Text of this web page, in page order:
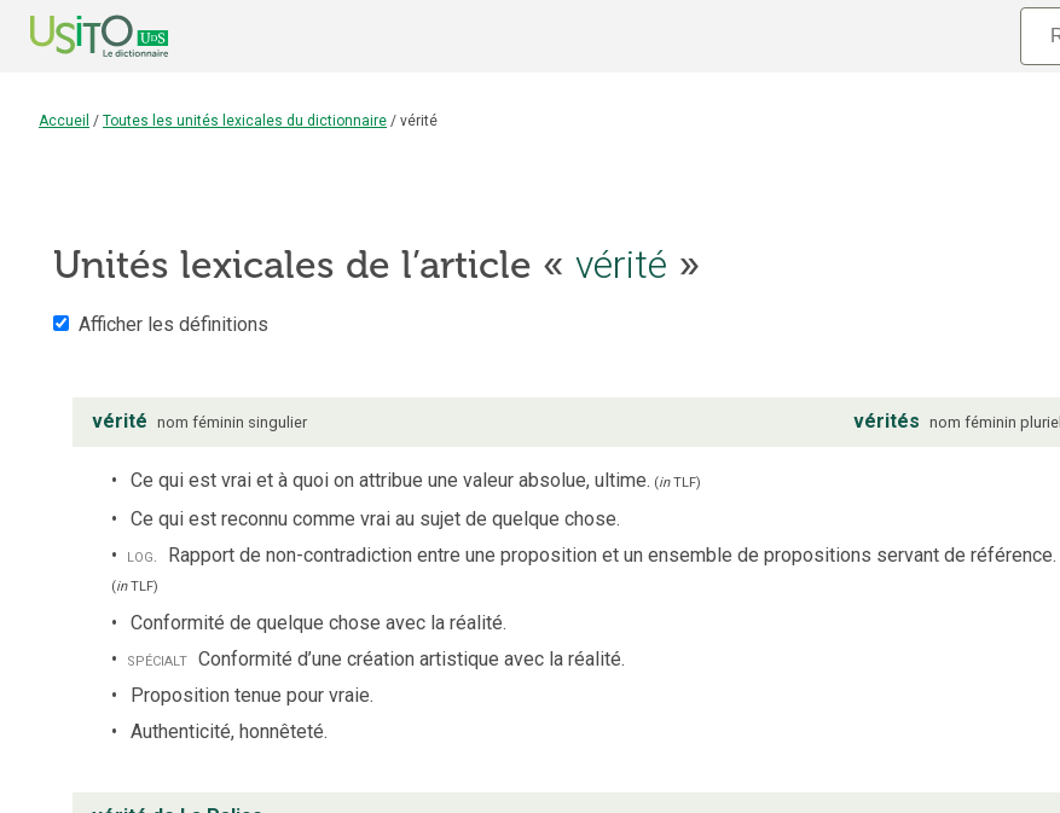
Accueil / Toutes les unités lexicales du dictionnaire / vérité
Unités lexicales de l’article « vérité »
Afficher les définitions
vérité nom féminin singulier vérités nom féminin pluriel
Ce qui est vrai et à quoi on attribue une valeur absolue, ultime. (inTLF)
Ce qui est reconnu comme vrai au sujet de quelque chose.
log. Rapport de non-contradiction entre une proposition et un ensemble de propositions servant de référence.
(inTLF)
Conformité de quelque chose avec la réalité.
spécialt Conformité d’une création artistique avec la réalité.
Proposition tenue pour vraie.
Authenticité, honnêteté.